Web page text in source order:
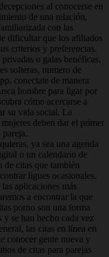
al conocerse en
de una relación,
con las
dificultar que los afiliados
criterios y preferencias.
o galas benéficas.
solteras, numero de
conectate de manera
hombre para ligar por
cómo acercarse a
su vida social. La
deben dar el primer
ya sea una agenda
o un calendario de
de citas que también
ligues ocasionales.
aplicaciones más
a encontrar la que
porno son una forma
y se han hecho cada vez
las citas en línea en
conocer gente nueva y
de citas para parejas